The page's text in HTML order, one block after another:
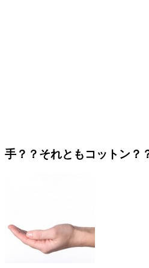
手？？それともコットン？